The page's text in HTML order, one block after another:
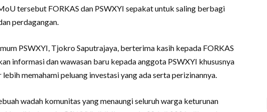
tersebut FORKAS dan PSWXYI sepakat untuk saling berbagi
perdagangan.
PSWXYI, Tjokro Saputrajaya, berterima kasih kepada FORKAS
informasi dan wawasan baru kepada anggota PSWXYI khususnya
memahami peluang investasi yang ada serta perizinannya.
wadah komunitas yang menaungi seluruh warga keturunan